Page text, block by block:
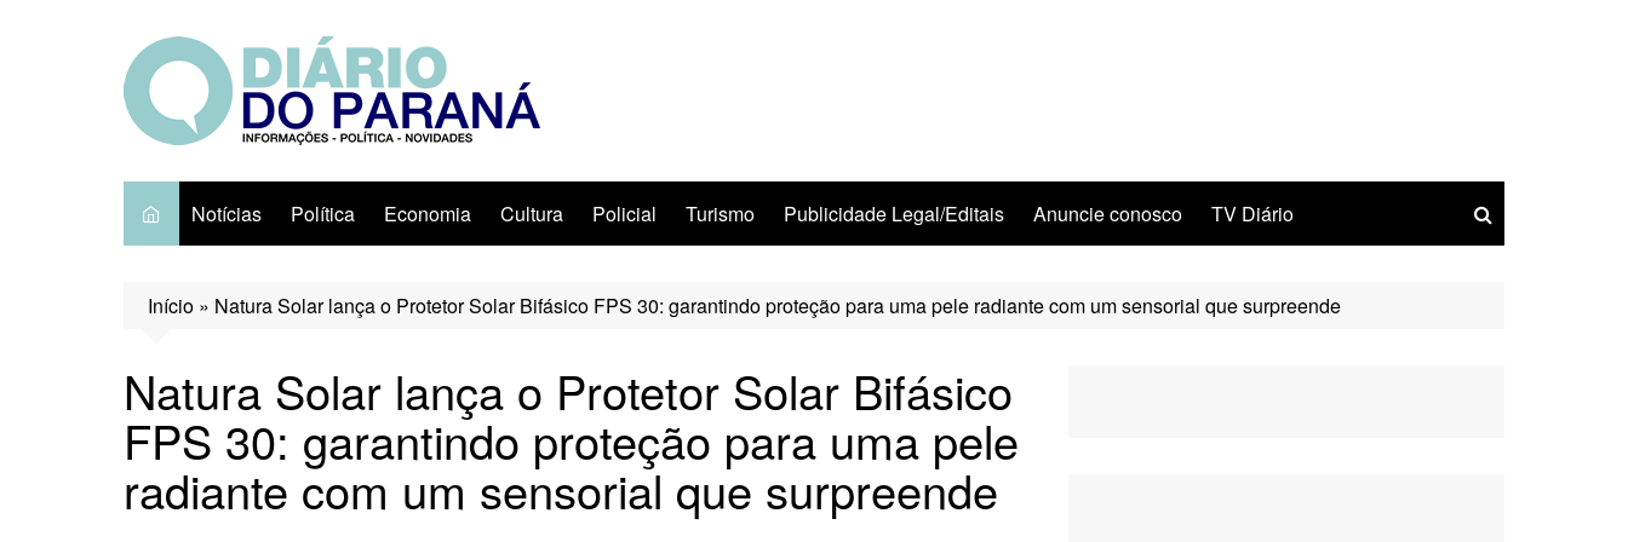
Notícias Política Economia Cultura Policial Turismo Publicidade Legal/Editais Anuncie conosco TV Diário
Início » Natura Solar lança o Protetor Solar Bifásico FPS 30: garantindo proteção para uma pele radiante com um sensorial que surpreende
Natura Solar lança o Protetor Solar Bifásico
FPS 30: garantindo proteção para uma pele
radiante com um sensorial que surpreende